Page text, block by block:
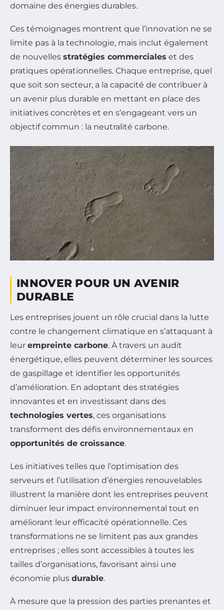
domaine des énergies durables.
Ces témoignages montrent que l’innovation ne se
limite pas à la technologie, mais inclut également
de nouvelles stratégies commerciales et des
pratiques opérationnelles. Chaque entreprise, quel
que soit son secteur, a la capacité de contribuer à
un avenir plus durable en mettant en place des
initiatives concrètes et en s’engageant vers un
objectif commun : la neutralité carbone.
INNOVER POUR UN AVENIR
DURABLE
Les entreprises jouent un rôle crucial dans la lutte
contre le changement climatique en s’attaquant à
leur empreinte carbone. À travers un audit
énergétique, elles peuvent déterminer les sources
de gaspillage et identifier les opportunités
d’amélioration. En adoptant des stratégies
innovantes et en investissant dans des
technologies vertes, ces organisations
transforment des défis environnementaux en
opportunités de croissance.
Les initiatives telles que l’optimisation des
serveurs et l’utilisation d’énergies renouvelables
illustrent la manière dont les entreprises peuvent
diminuer leur impact environnemental tout en
améliorant leur efficacité opérationnelle. Ces
transformations ne se limitent pas aux grandes
entreprises ; elles sont accessibles à toutes les
tailles d’organisations, favorisant ainsi une
économie plus durable.
À mesure que la pression des parties prenantes et